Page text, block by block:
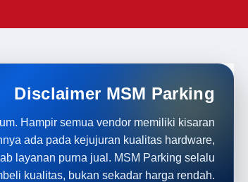
Disclaimer MSM Parking
Hampir semua vendor memiliki kisaran
ada pada kejujuran kualitas hardware,
layanan purna jual. MSM Parking selalu
kualitas, bukan sekadar harga rendah.